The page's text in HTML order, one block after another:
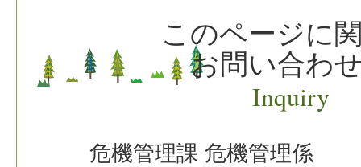
このページに
お問い合わ
Inquiry
危機管理課 危機管理係